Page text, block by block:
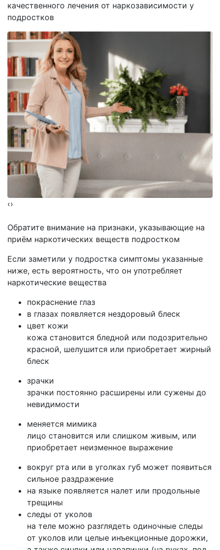
качественного лечения от наркозависимости у
подростков
‹›
Обратите внимание на признаки, указывающие на
приём наркотических веществ подростком
Если заметили у подростка симптомы указанные
ниже, есть вероятность, что он употребляет
наркотические вещества
покраснение глаз
в глазах появляется нездоровый блеск
цвет кожи
кожа становится бледной или подозрительно
красной, шелушится или приобретает жирный
блеск
зрачки
зрачки постоянно расширены или сужены до
невидимости
меняется мимика
лицо становится или слишком живым, или
приобретает неизменное выражение
вокруг рта или в уголках губ может появиться
сильное раздражение
на языке появляется налет или продольные
трещины
следы от уколов
на теле можно разглядеть одиночные следы
от уколов или целые инъекционные дорожки,